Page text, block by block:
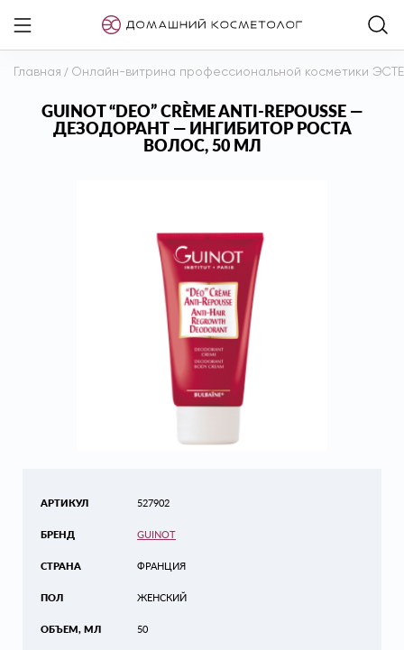
Главная / Онлайн-витрина профессиональной косметики
GUINOT “DEO” CRÈME ANTI-REPOUSSE —
ДЕЗОДОРАНТ — ИНГИБИТОР РОСТА
ВОЛОС, 50 МЛ
АРТИКУЛ
БРЕНД
СТРАНА
ПОЛ
ОБЪЕМ, МЛ
527902
GUINOT
ФРАНЦИЯ
ЖЕНСКИЙ
50